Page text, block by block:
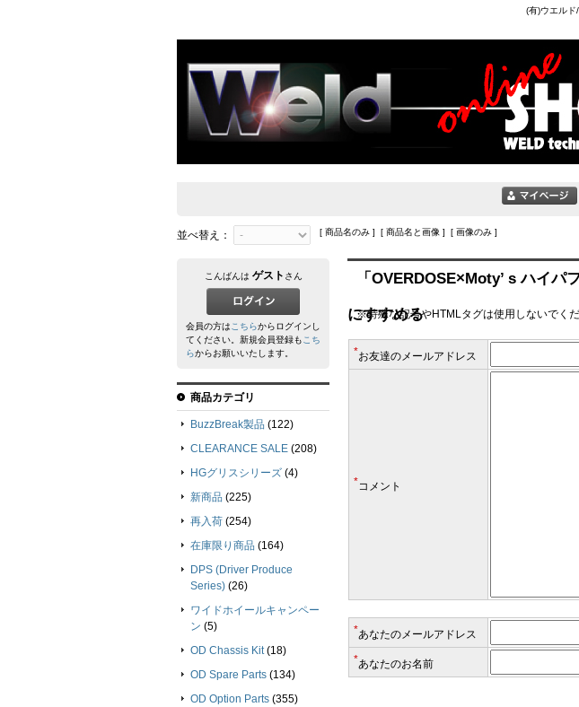
(有)ウエル
並べ替え： [ 商品名のみ ] [ 商品名と画像 ] [ 画像のみ ]
「OVERDOSE×Moty’ s ハイ
にすすめる
※特殊な記号やHTMLタグは使用しないでくだ
*お友達のメールアドレス
*コメント
*あなたのメールアドレス
*あなたのお名前
こんばんは ゲスト さん
会員の方はこちらからログインし
てください。新規会員登録もこち
らからお願いいたします。
商品カテゴリ
BuzzBreak製品 (122)
CLEARANCE SALE (208)
HGグリスシリーズ (4)
新商品 (225)
再入荷 (254)
在庫限り商品 (164)
DPS (Driver Produce
Series) (26)
ワイドホイールキャンペー
ン (5)
OD Chassis Kit (18)
OD Spare Parts (134)
OD Option Parts (355)